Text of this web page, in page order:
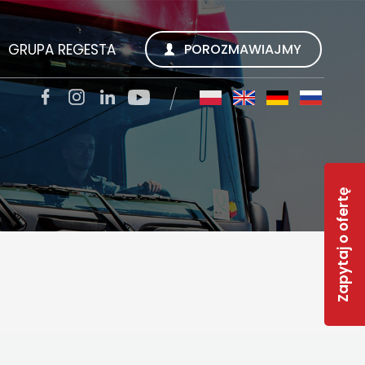
Zapytaj o ofertę
GRUPA REGESTA
REGESTA S.A.
QUALITY TRANS KWIECIEŃ SP. Z O.O.
SOLAR-R
POROZMAWIAJMY